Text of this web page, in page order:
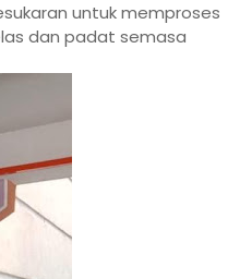
untuk memproses
dan padat semasa